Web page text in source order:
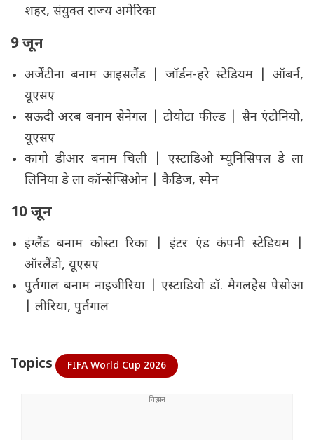
शहर, संयुक्त राज्य अमेरिका
9 जून
अर्जेंटीना बनाम आइसलैंड | जॉर्डन-हरे स्टेडियम | ऑबर्न,
यूएसए
सऊदी अरब बनाम सेनेगल | टोयोटा फील्ड | सैन एंटोनियो,
यूएसए
कांगो डीआर बनाम चिली | एस्टाडिओ म्यूनिसिपल डे ला
लिनिया डे ला कॉन्सेप्सिओन | कैडिज, स्पेन
10 जून
इंग्लैंड बनाम कोस्टा रिका | इंटर एंड कंपनी स्टेडियम |
ऑरलैंडो, यूएसए
पुर्तगाल बनाम नाइजीरिया | एस्टाडियो डॉ. मैगलहेस पेसोआ
| लीरिया, पुर्तगाल
Topics FIFA World Cup 2026